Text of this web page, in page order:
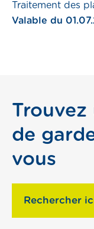
Traitement des
Valable du
Trouvez
de
vous
Rechercher